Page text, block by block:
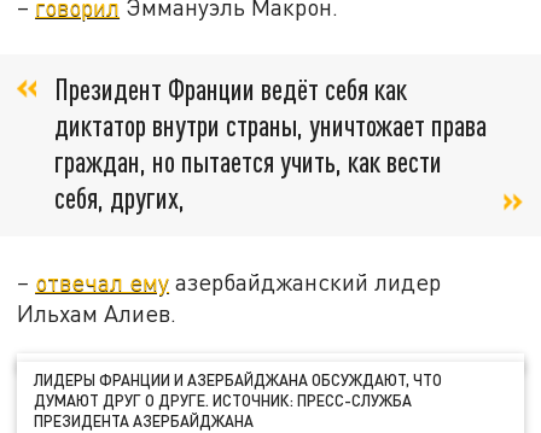
– говорил Эммануэль Макрон.
Президент Франции ведёт себя как
диктатор внутри страны, уничтожает права
граждан, но пытается учить, как вести
себя, других,
– отвечал ему азербайджанский лидер
Ильхам Алиев.
ЛИДЕРЫ ФРАНЦИИ И АЗЕРБАЙДЖАНА ОБСУЖДАЮТ, ЧТО
ДУМАЮТ ДРУГ О ДРУГЕ. ИСТОЧНИК: ПРЕСС-СЛУЖБА
ПРЕЗИДЕНТА АЗЕРБАЙДЖАНА